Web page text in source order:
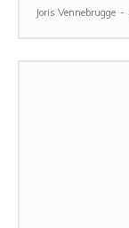
Joris Vennebrugge -